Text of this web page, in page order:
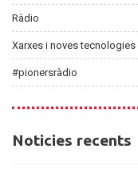
Ràdio
Xarxes i noves tecnologies
#pionersràdio
Noticies
Noticies recents